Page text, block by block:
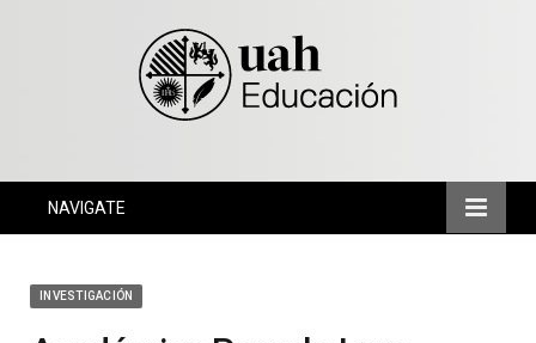
NAVIGATE
INVESTIGACIÓN